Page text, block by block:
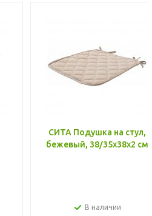
СИТА Подушка на стул,
бежевый, 38/35x38x2 см
В наличии